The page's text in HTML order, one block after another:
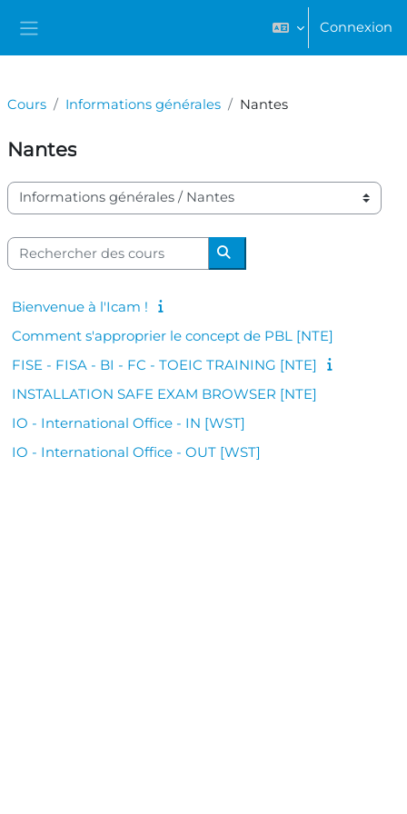
Connexion
Cours Informations générales Nantes
Nantes
Catégories de cours
Rechercher des cours
Rechercher des cours
Bienvenue à l'Icam !
Comment s'approprier le concept de PBL [NTE]
FISE - FISA - BI - FC - TOEIC TRAINING [NTE]
INSTALLATION SAFE EXAM BROWSER [NTE]
IO - International Office - IN [WST]
IO - International Office - OUT [WST]